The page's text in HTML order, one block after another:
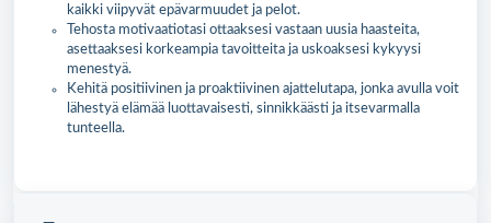
kaikki viipyvät epävarmuudet ja pelot.
Tehosta motivaatiotasi ottaaksesi vastaan uusia haasteita,
asettaaksesi korkeampia tavoitteita ja uskoaksesi kykyysi
menestyä.
Kehitä positiivinen ja proaktiivinen ajattelutapa, jonka avulla voit
lähestyä elämää luottavaisesti, sinnikkäästi ja itsevarmalla
tunteella.